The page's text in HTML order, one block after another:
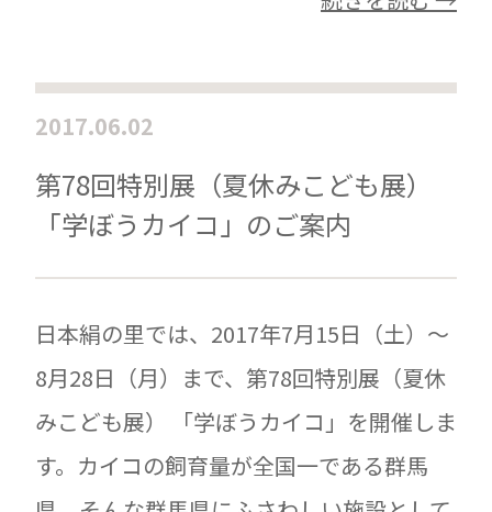
2017.06.02
第78回特別展（夏休みこども展）
「学ぼうカイコ」のご案内
日本絹の里では、2017年7月15日（土）～
8月28日（月）まで、第78回特別展（夏休
みこども展） 「学ぼうカイコ」を開催しま
す。カイコの飼育量が全国一である群馬